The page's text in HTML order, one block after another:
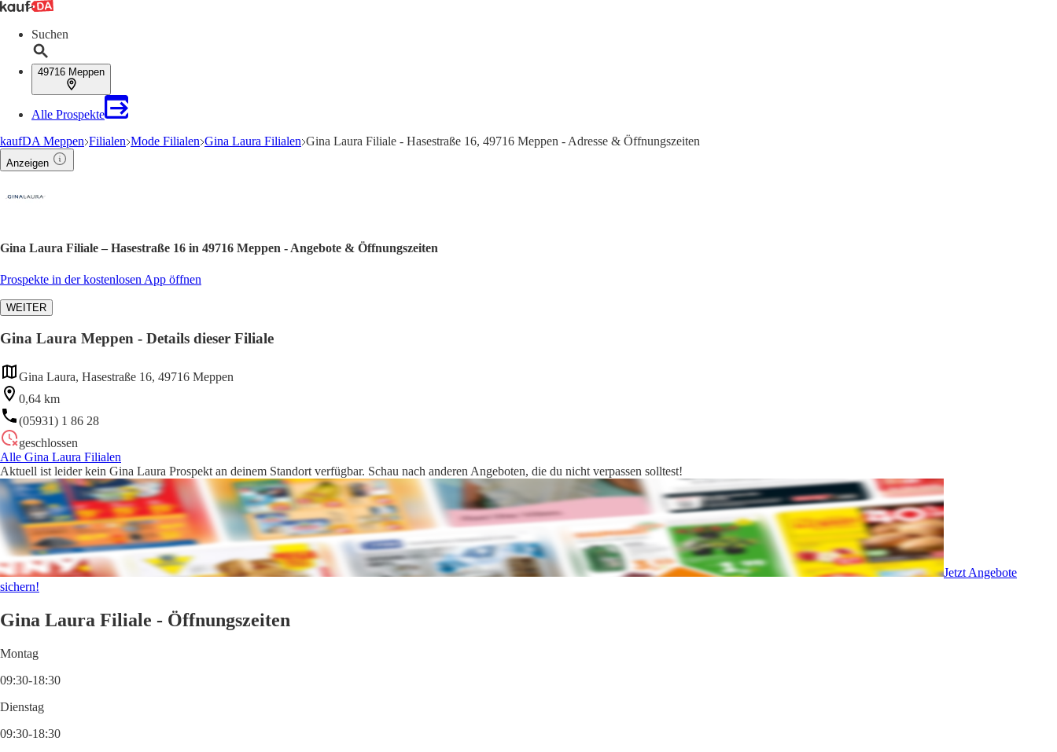
Suchen
49716 Meppen
Alle Prospekte
kaufDA Meppen Filialen Mode Filialen Gina Laura Filialen Gina Laura Filiale - Hasestraße 16, 49716 Meppen - Adresse & Öffnungszeiten
Anzeigen
Gina Laura Filiale – Hasestraße 16 in 49716 Meppen - Angebote & Öffnungszeiten
Prospekte in der kostenlosen App öffnen
WEITER
Gina Laura Meppen - Details dieser Filiale
Gina Laura, Hasestraße 16, 49716 Meppen
0,64 km
(05931) 1 86 28
geschlossen
Alle Gina Laura Filialen
Aktuell ist leider kein Gina Laura Prospekt an deinem Standort verfügbar. Schau nach anderen Angeboten, die du nicht verpassen solltest!
Jetzt Angebote
sichern!
Gina Laura Filiale - Öffnungszeiten
Montag
09:30-18:30
Dienstag
09:30-18:30